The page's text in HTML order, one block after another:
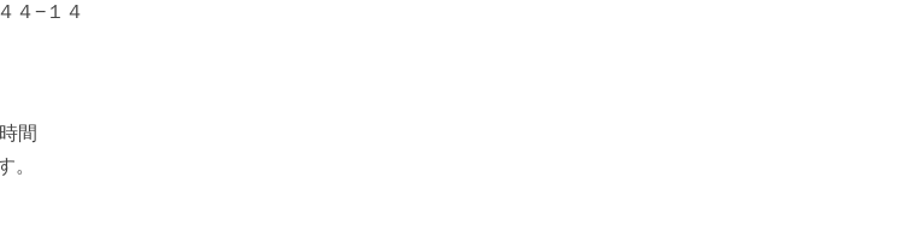
４−１４
間
。